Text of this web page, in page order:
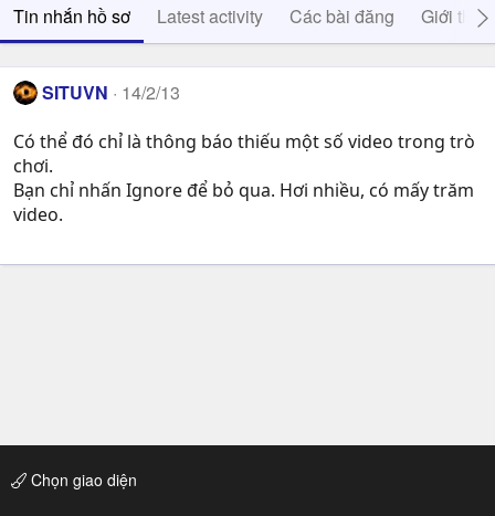
Tin nhắn hồ sơ Latest activity Các bài đăng Giới thiệu
SITUVN 14/2/13
Có thể đó chỉ là thông báo thiếu một số video trong trò
chơi.
Bạn chỉ nhấn Ignore để bỏ qua. Hơi nhiều, có mấy trăm
video.
Chọn giao diện